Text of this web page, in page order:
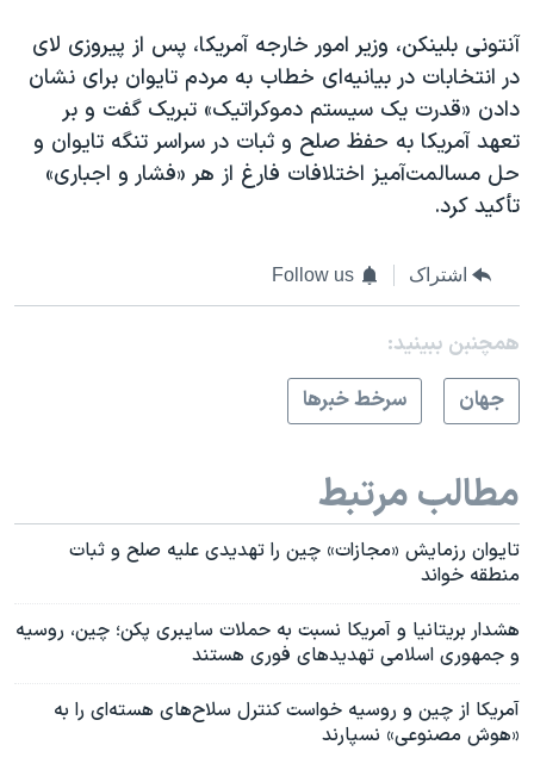
آنتونی بلینکن، وزیر امور خارجه آمریکا، پس از پیروزی لای
در انتخابات در بیانیه‌ای خطاب به مردم تایوان برای نشان
دادن «قدرت یک سیستم دموکراتیک» تبریک گفت و بر
تعهد آمریکا به حفظ صلح و ثبات در سراسر تنگه تایوان و
حل مسالمت‌آمیز اختلافات فارغ از هر «فشار و اجباری»
تأکید کرد.
اشتراک Follow us
همچنبن ببینید:
جهان
سرخط خبرها
مطالب مرتبط
تایوان رزمایش «مجازات» چین را تهدیدی علیه صلح و ثبات
منطقه خواند
هشدار بریتانیا و آمریکا نسبت به حملات سایبری پکن؛ چین، روسیه
و جمهوری اسلامی تهدیدهای فوری هستند
آمریکا از چین و روسیه خواست کنترل سلاح‌های هسته‌ای را به
«هوش مصنوعی» نسپارند